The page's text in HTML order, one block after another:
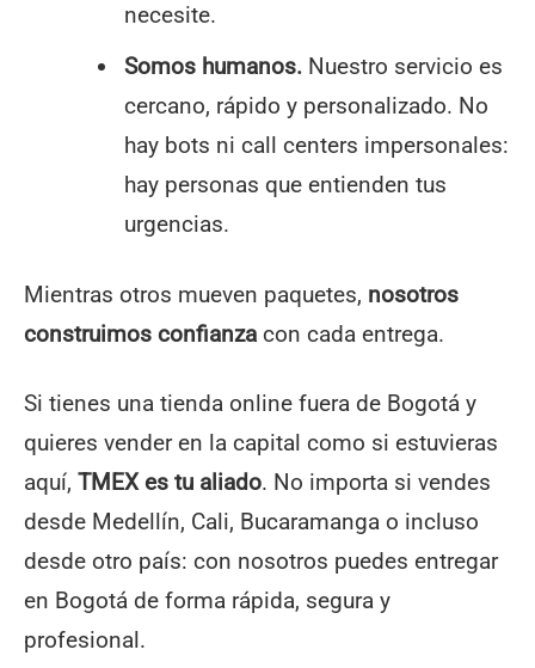
necesite.
Somos humanos.Nuestro servicio es
cercano, rápido y personalizado. No
hay bots ni call centers impersonales:
hay personas que entienden tus
urgencias.
Mientras otros mueven paquetes, nosotros
construimos confianza con cada entrega.
Si tienes una tienda online fuera de Bogotá y
quieres vender en la capital como si estuvieras
aquí, TMEX es tu aliado. No importa si vendes
desde Medellín, Cali, Bucaramanga o incluso
desde otro país: con nosotros puedes entregar
en Bogotá de forma rápida, segura y
profesional.